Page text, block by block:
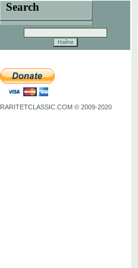
Search
RARITETCLASSIC.COM © 2009-2020